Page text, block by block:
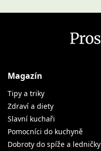
Magazín
Tipy a triky
Zdraví a diety
Slavní kuchaři
Pomocníci do kuchyně
Dobroty do spíže a ledničky